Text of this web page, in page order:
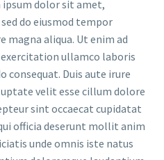
dolor sit amet,
do eiusmod tempor
magna aliqua. Ut enim ad
ullamco laboris
consequat. Duis aute irure
velit esse cillum dolore
sint occaecat cupidatat
officia deserunt mollit anim
unde omnis iste natus